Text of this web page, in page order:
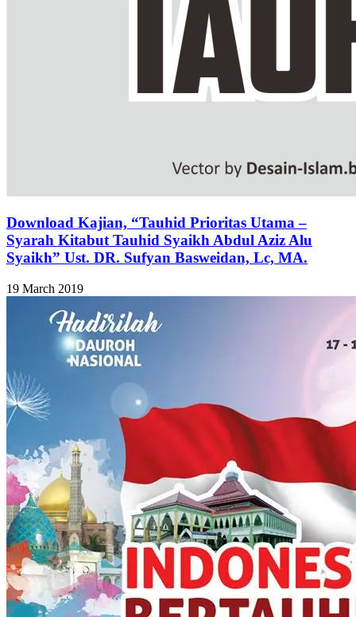
Download Kajian, “Tauhid Prioritas Utama –
Syarah Kitabut Tauhid Syaikh Abdul Aziz Alu
Syaikh” Ust. DR. Sufyan Basweidan, Lc, MA.
19 March 2019